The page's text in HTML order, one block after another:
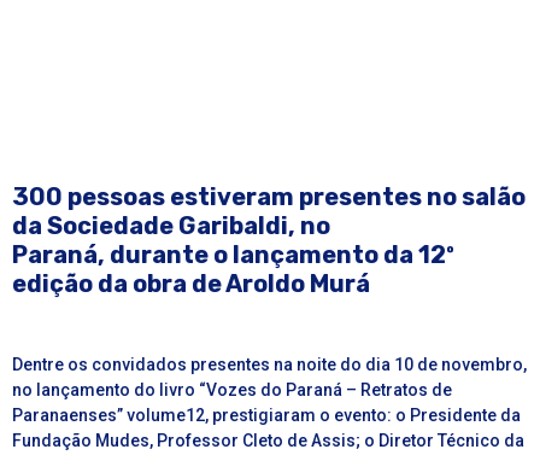
300 pessoas estiveram presentes no salão
da Sociedade Garibaldi, no
Paraná, durante o lançamento da 12º
edição da obra de Aroldo Murá
Dentre os convidados presentes na noite do dia 10 de novembro,
no lançamento do livro “Vozes do Paraná – Retratos de
Paranaenses” volume12, prestigiaram o evento: o Presidente da
Fundação Mudes, Professor Cleto de Assis; o Diretor Técnico da